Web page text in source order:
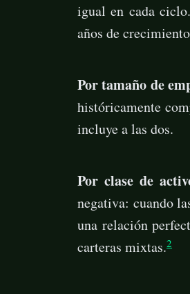
igual en cada
años de
Por tamaño de
históricamente
incluye a las dos.
Por clase de
negativa: cuando
una relación
carteras mixtas.2